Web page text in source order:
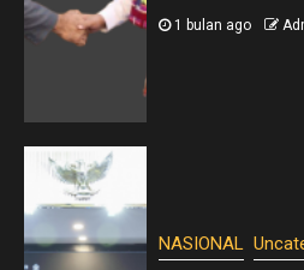
1 bulan ago
NASIONAL